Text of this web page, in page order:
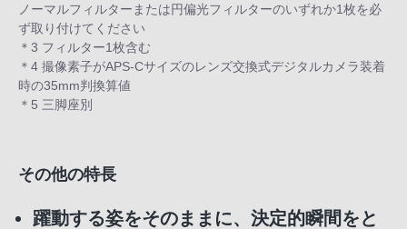
ノーマルフィルターまたは円偏光フィルターのいずれか1枚を必
ず取り付けてください
＊3 フィルター1枚含む
＊4 撮像素子がAPS-Cサイズのレンズ交換式デジタルカメラ装着
時の35mm判換算値
＊5 三脚座別
その他の特長
躍動する姿をそのままに、決定的瞬間をと